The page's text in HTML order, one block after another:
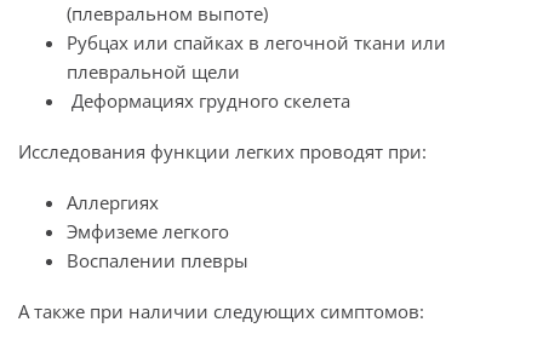
(плевральном выпоте)
Рубцах или спайках в легочной ткани или
плевральной щели
Деформациях грудного скелета
Исследования функции легких проводят при:
Аллергиях
Эмфиземе легкого
Воспалении плевры
А также при наличии следующих симптомов: